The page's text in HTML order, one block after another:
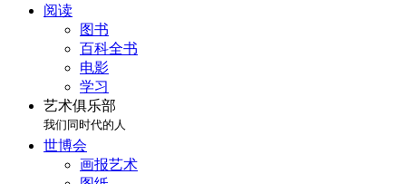
阅读
图书
百科全书
电影
学习
艺术俱乐部
我们同时代的人
世博会
画报艺术